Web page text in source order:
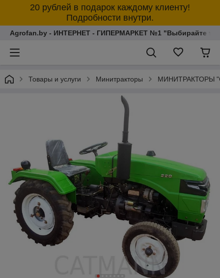
20 рублей в подарок каждому клиенту!
Подробности внутри.
Agrofan.by - ИНТЕРНЕТ - ГИПЕРМАРКЕТ №1 "Выбирайте
Товары и услуги Минитракторы МИНИТРАКТОРЫ